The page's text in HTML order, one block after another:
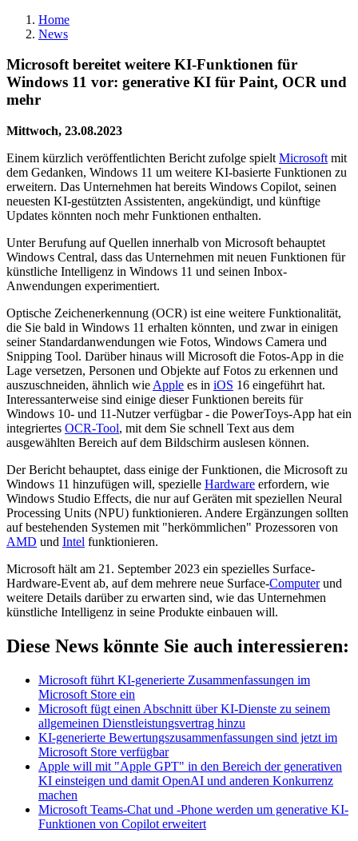
Home
News
Microsoft bereitet weitere KI-Funktionen für
Windows 11 vor: generative KI für Paint, OCR und
mehr
Mittwoch, 23.08.2023
Einem kürzlich veröffentlichten Bericht zufolge spielt Microsoft mit
dem Gedanken, Windows 11 um weitere KI-basierte Funktionen zu
erweitern. Das Unternehmen hat bereits Windows Copilot, seinen
neuesten KI-gestützten Assistenten, angekündigt, und künftige
Updates könnten noch mehr Funktionen enthalten.
Unter Berufung auf Quellen innerhalb von Microsoft behauptet
Windows Central, dass das Unternehmen mit neuen Funktionen für
künstliche Intelligenz in Windows 11 und seinen Inbox-
Anwendungen experimentiert.
Optische Zeichenerkennung (OCR) ist eine weitere Funktionalität,
die Sie bald in Windows 11 erhalten könnten, und zwar in einigen
seiner Standardanwendungen wie Fotos, Windows Camera und
Snipping Tool. Darüber hinaus will Microsoft die Fotos-App in die
Lage versetzen, Personen und Objekte auf Fotos zu erkennen und
auszuschneiden, ähnlich wie Apple es in iOS 16 eingeführt hat.
Interessanterweise sind einige dieser Funktionen bereits für
Windows 10- und 11-Nutzer verfügbar - die PowerToys-App hat ein
integriertes OCR-Tool, mit dem Sie schnell Text aus dem
ausgewählten Bereich auf dem Bildschirm auslesen können.
Der Bericht behauptet, dass einige der Funktionen, die Microsoft zu
Windows 11 hinzufügen will, spezielle Hardware erfordern, wie
Windows Studio Effects, die nur auf Geräten mit speziellen Neural
Processing Units (NPU) funktionieren. Andere Ergänzungen sollten
auf bestehenden Systemen mit "herkömmlichen" Prozessoren von
AMD und Intel funktionieren.
Microsoft hält am 21. September 2023 ein spezielles Surface-
Hardware-Event ab, auf dem mehrere neue Surface-Computerund
weitere Details darüber zu erwarten sind, wie das Unternehmen
künstliche Intelligenz in seine Produkte einbauen will.
Diese News könnte Sie auch interessieren:
Microsoft führt KI-generierte Zusammenfassungen im
Microsoft Store ein
Microsoft fügt einen Abschnitt über KI-Dienste zu seinem
allgemeinen Dienstleistungsvertrag hinzu
KI-generierte Bewertungszusammenfassungen sind jetzt im
Microsoft Store verfügbar
Apple will mit "Apple GPT" in den Bereich der generativen
KI einsteigen und damit OpenAI und anderen Konkurrenz
machen
Microsoft Teams-Chat und -Phone werden um generative KI-
Funktionen von Copilot erweitert